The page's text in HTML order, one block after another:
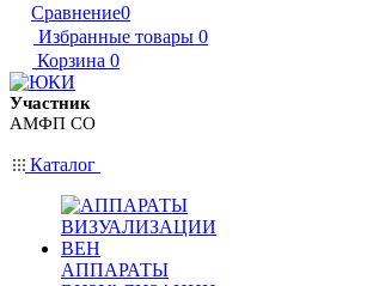
Сравнение0
Избранные товары 0
Корзина 0
Участник
АМФП СО
Каталог
АППАРАТЫ